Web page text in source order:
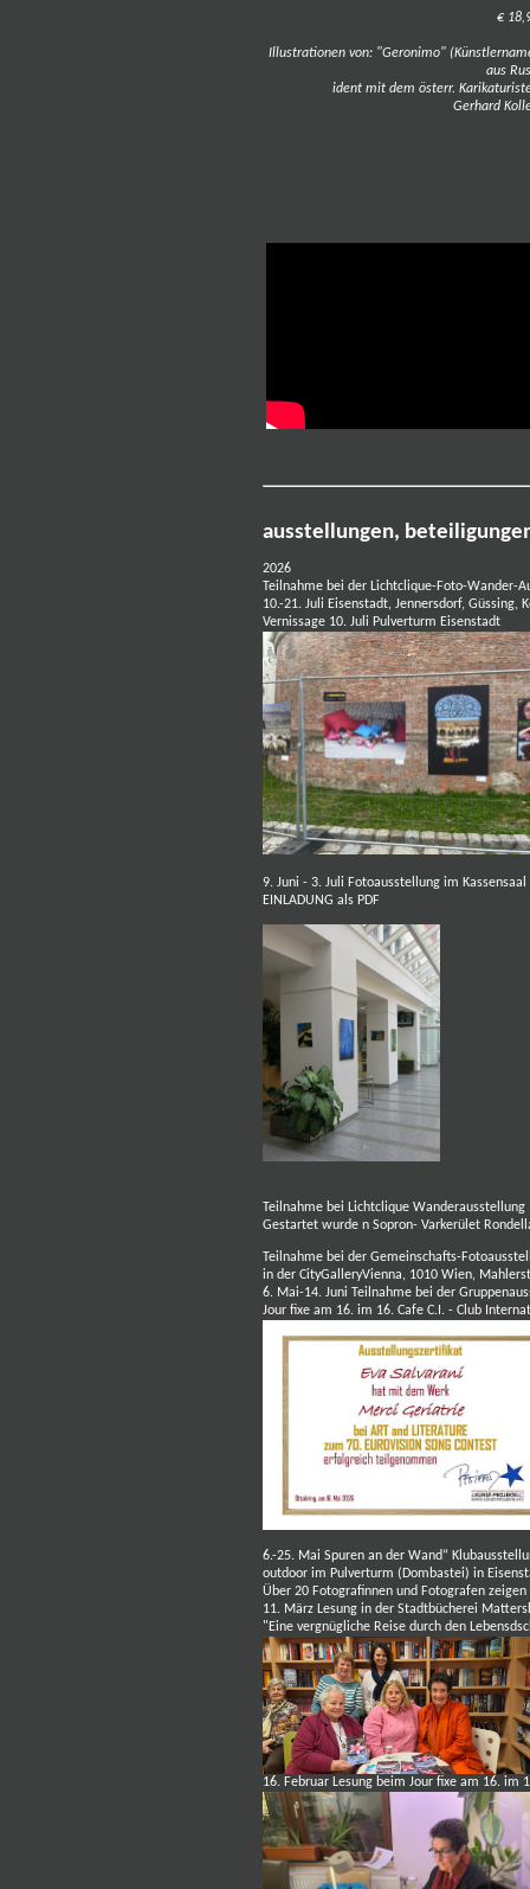
€
Illustrationen von: "Geronimo"
aus
ident mit dem österr.
Gerhard
ausstellungen,
2026
Teilnahme bei der Lichtclique-Foto-Wander-
10.-21. Juli Eisenstadt, Jennersdorf, Güssing,
Vernissage 10. Juli Pulverturm Eisenstadt
9. Juni - 3. Juli Fotoausstellung im
EINLADUNG als PDF
Teilnahme bei Lichtclique Wanderausstellung
Gestartet wurde n Sopron- Varkerület
Teilnahme bei der Gemeinschafts-
in der CityGalleryVienna, 1010 Wien,
6. Mai-14. Juni Teilnahme bei der
Jour fixe am 16. im 16. Cafe C.I. - Club
6.-25. Mai Spuren an der Wand“
outdoor im Pulverturm (Dombastei) in
Über 20 Fotografinnen und Fotografen
11. März Lesung in der Stadtbücherei
"Eine vergnügliche Reise durch den
16. Februar Lesung beim Jour fixe am 16. im